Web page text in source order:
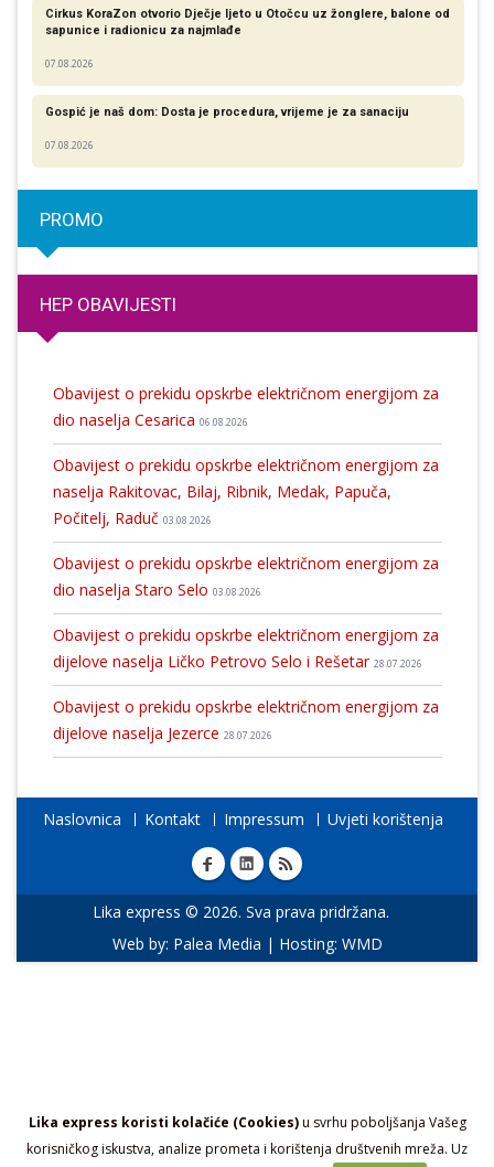
Lika express koristi kolačiće (Cookies)u svrhu poboljšanja Vašeg
korisničkog iskustva, analize prometa i korištenja društvenih mreža. Uz
Cirkus KoraZon otvorio Dječje ljeto u Otočcu uz žonglere, balone od
sapunice i radionicu za najmlađe
07.08.2026
Gospić je naš dom: Dosta je procedura, vrijeme je za sanaciju
07.08.2026
PROMO
HEP OBAVIJESTI
Obavijest o prekidu opskrbe električnom energijom za
dio naselja Cesarica 06.08.2026
Obavijest o prekidu opskrbe električnom energijom za
naselja Rakitovac, Bilaj, Ribnik, Medak, Papuča,
Počitelj, Raduč 03.08.2026
Obavijest o prekidu opskrbe električnom energijom za
dio naselja Staro Selo 03.08.2026
Obavijest o prekidu opskrbe električnom energijom za
dijelove naselja Ličko Petrovo Selo i Rešetar 28.07.2026
Obavijest o prekidu opskrbe električnom energijom za
dijelove naselja Jezerce 28.07.2026
Naslovnica Kontakt Impressum Uvjeti korištenja
Lika express © 2026. Sva prava pridržana.
Web by: Palea Media | Hosting: WMD